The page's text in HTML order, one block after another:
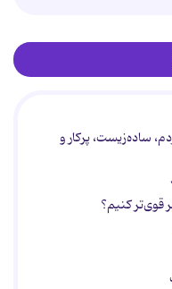
ساده‌زیست، پرکار و